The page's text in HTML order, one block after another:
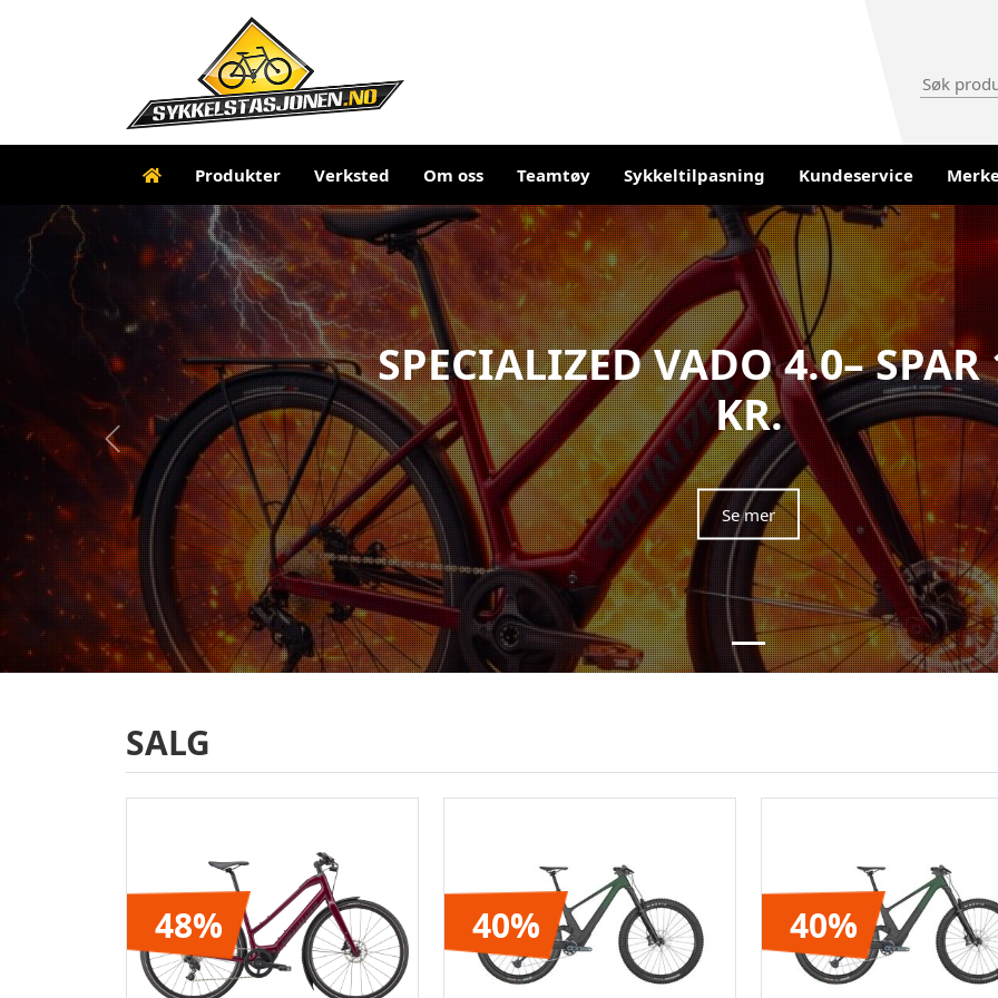
Produkter Verksted Om oss Teamtøy Sykkeltilpasning Kundeservice
SPECIALIZED VADO 4.0– SPAR
KR.
Se mer
Previous
SALG
48% 40% 40%